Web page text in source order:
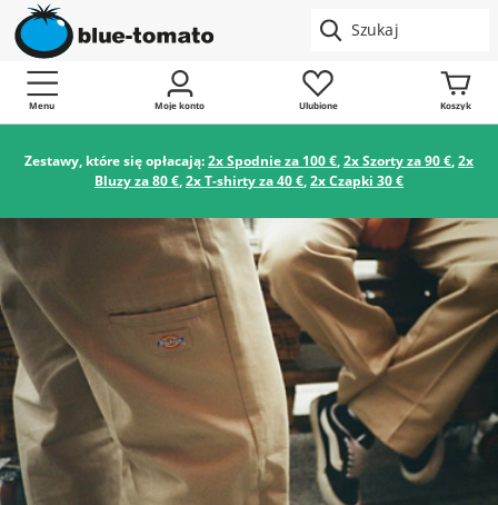
Menu Moje konto Ulubione Koszyk
Zestawy, które się opłacają:2x Spodnie za 100 €,2x Szorty za 90 €,2x
Bluzy za 80 €,2x T-shirty za 40 €,2x Czapki 30 €